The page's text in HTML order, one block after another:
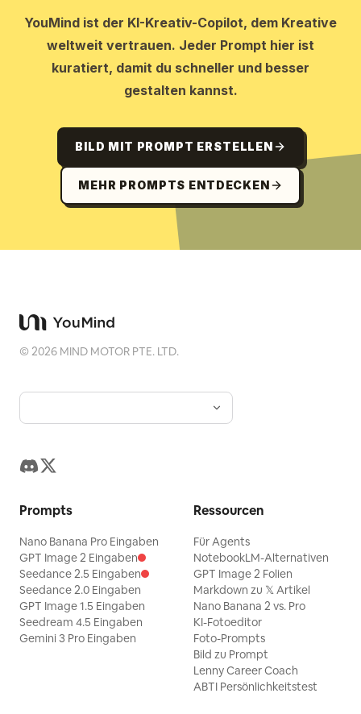
YouMind ist der KI-Kreativ-Copilot, dem Kreative
weltweit vertrauen. Jeder Prompt hier ist
kuratiert, damit du schneller und besser
gestalten kannst.
BILD MIT PROMPT ERSTELLEN
MEHR PROMPTS ENTDECKEN
©2026 MIND MOTOR PTE. LTD.
Prompts
Nano Banana Pro Eingaben
GPT Image 2 Eingaben
Seedance 2.5 Eingaben
Seedance 2.0 Eingaben
GPT Image 1.5 Eingaben
Seedream 4.5 Eingaben
Gemini 3 Pro Eingaben
Ressourcen
Für Agents
NotebookLM-Alternativen
GPT Image 2 Folien
Markdown zu 𝕏 Artikel
Nano Banana 2 vs. Pro
KI-Fotoeditor
Foto-Prompts
Bild zu Prompt
Lenny Career Coach
ABTI Persönlichkeitstest